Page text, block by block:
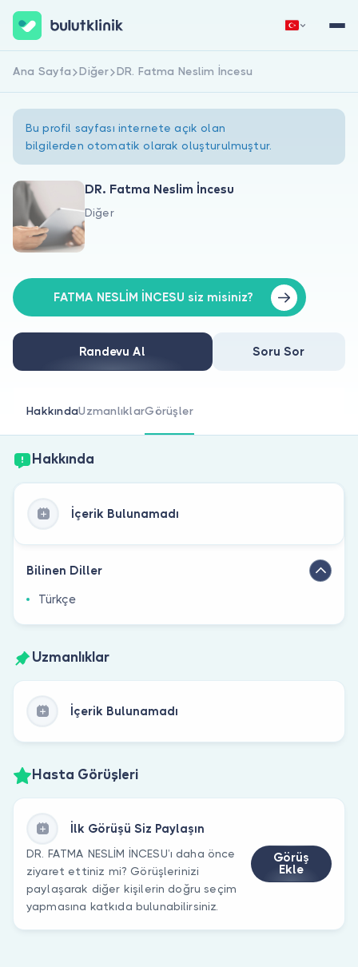
Hakkımızda
Doktorlar için
Doktor musunuz?
Hemen Kaydol Giriş Yap
Ana Sayfa Diğer DR. Fatma Neslim İncesu
Bu profil sayfası internete açık olan
bilgilerden otomatik olarak oluşturulmuştur.
DR. Fatma Neslim İncesu
Diğer
FATMA NESLİM İNCESU siz misiniz?
Randevu Al Soru Sor
HakkındaUzmanlıklarGörüşler
Hakkında
İçerik Bulunamadı
Bilinen Diller
Türkçe
Uzmanlıklar
İçerik Bulunamadı
Hasta Görüşleri
İlk Görüşü Siz Paylaşın
DR. FATMA NESLİM İNCESU’ı daha önce
ziyaret ettiniz mi? Görüşlerinizi
paylaşarak diğer kişilerin doğru seçim
yapmasına katkıda bulunabilirsiniz.
Görüş
Ekle